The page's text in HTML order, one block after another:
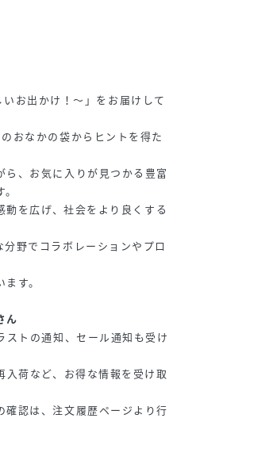
お出かけ！～」をお届けして
おなかの袋からヒントを得た
、お気に入りが見つかる豊富
を広げ、社会をより良くする
野でコラボレーションやプロ
す。
ん
ストの通知、セール通知も受け
入荷など、お得な情報を受け取
認は、注文履歴ページより行